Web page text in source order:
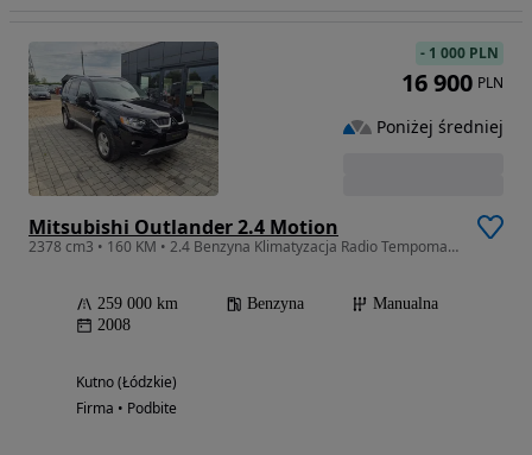
Mitsubishi Outlander 2.4 Motion
2378 cm3 • 160 KM • 2.4 Benzyna Klimatyzacja Radio Tempomat Gwarancja
259 000 km Benzyna
Manualna
2008
Kutno (Łódzkie)
Firma • Podbite
- 1 000 PLN
16 900 PLN
Poniżej średniej